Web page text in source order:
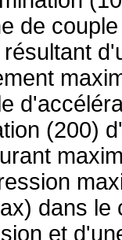
de
(200)
dans le
et